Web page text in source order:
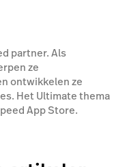
partner. Als
ze
ontwikkelen ze
Het Ultimate thema
App Store.